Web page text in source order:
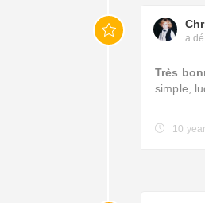
a
Très
simple,
10